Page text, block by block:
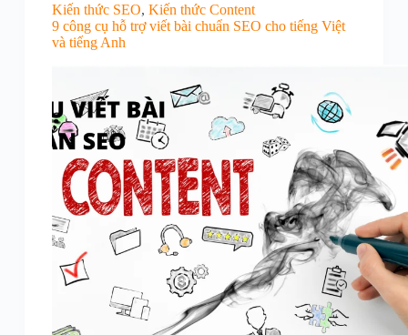
Kiến thức SEO, Kiến thức Content
9 công cụ hỗ trợ viết bài chuẩn SEO cho tiếng Việt
và tiếng Anh